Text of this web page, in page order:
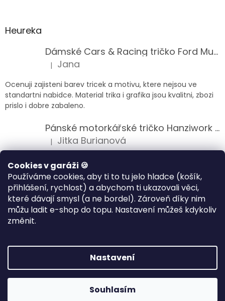
Cookies v garáži 🍪
Používáme cookies, aby ti to tu jelo hladce (košík,
přihlášení, rychlost) a abychom ti ukazovali věci,
které dávají smysl (a ne bordel). Zároveň díky nim
můžu ladit e-shop do topu. Nastavení můžeš kdykoliv
změnit.
Nastavení
Souhlasím
Heureka
Dámské Cars & Racing tričko Ford Mustang 5. generace
Hodnocení produktu je 5 z 5 hvězdiček.
| Jana
Ocenuji zajisteni barev tricek a motivu, ktere nejsou ve
standartni nabidce. Material trika i grafika jsou kvalitni, zbozi
prislo i dobre zabaleno.
Pánské motorkářské tričko Hanziwork Custom Bobber
Hodnocení produktu je 5 z 5 hvězdiček.
| Jitka Burianová
Splnil očekávání na jedničku
Hodnocení produktu je 5 z 5 hvězdiček.
| Klára Musilová
Jsem velice spokojena, velmi kvalitni zbozi.
Vytvořil Shoptet